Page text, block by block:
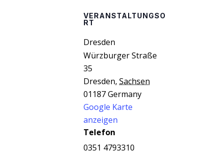
VERANSTALTUNGSO
RT
Dres­den
Würzburger Straße
35
Dresden, Sachsen
01187Germany
Google Karte
anzeigen
Telefon
0351 4793310